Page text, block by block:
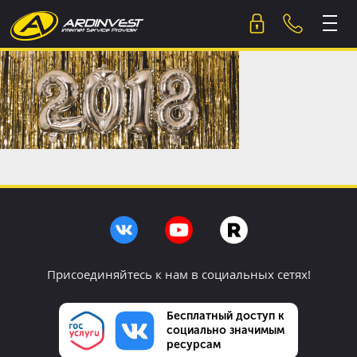
to
content
Присоединяйтесь к нам в социальных сетях!
Бесплатный доступ к
социально значимым
ресурсам